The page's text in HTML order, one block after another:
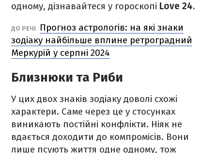
одному, дізнавайтеся у гороскопі Love 24.
ДО РЕЧІ
Прогноз астрологів: на які знаки
зодіаку найбільше вплине ретроградний
Меркурій у серпні 2024
Близнюки та Риби
У цих двох знаків зодіаку доволі схожі
характери. Саме через це у стосунках
виникають постійні конфлікти. Ніяк не
вдається доходити до компромісів. Вони
лише псують життя одне одному, тож